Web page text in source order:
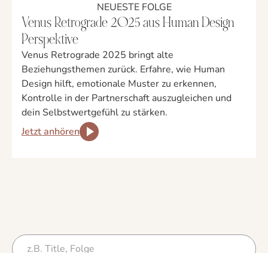
NEUESTE FOLGE
Venus Retrograde 2025 aus Human Design
Perspektive
Venus Retrograde 2025 bringt alte
Beziehungsthemen zurück. Erfahre, wie Human
Design hilft, emotionale Muster zu erkennen,
Kontrolle in der Partnerschaft auszugleichen und
dein Selbstwertgefühl zu stärken.
Jetzt anhören